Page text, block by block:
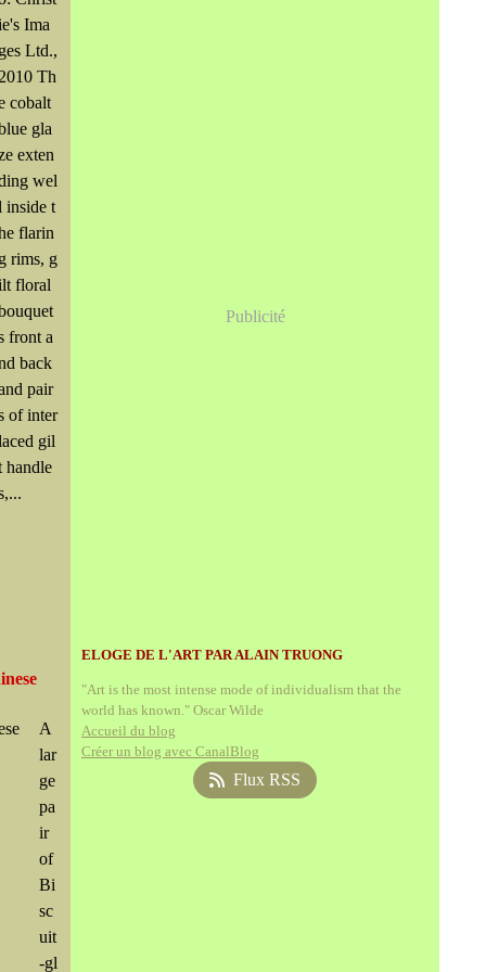
Ima
ges Ltd.,
2010 Th
cobalt
gla
exten
wel
inside t
flarin
g rims, g
floral
front a
back
pair
of inter
gil
handle
A
lar
ge
pa
ir
of
Bi
sc
uit
-gl
Publicité
ELOGE DE L'ART PAR ALAIN TRUONG
"Art is the most intense mode of individualism that the
world has known." Oscar Wilde
Accueil du blog
Créer un blog avec CanalBlog
Flux RSS